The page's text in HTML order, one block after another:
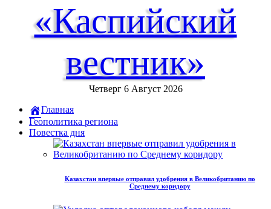
«Каспийский
вестник»
Четверг 6 Август 2026
Главная
Геополитика региона
Повестка дня
Казахстан впервые отправил удобрения в Великобританию по
Среднему коридору